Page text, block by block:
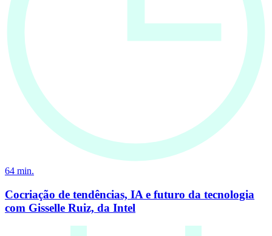
64 min.
Cocriação de tendências, IA e futuro da tecnologia
com Gisselle Ruiz, da Intel